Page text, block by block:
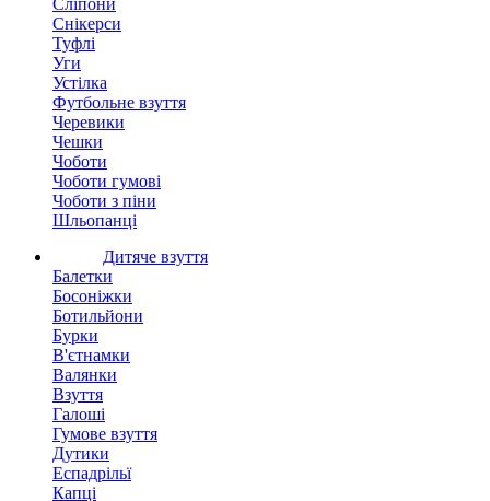
Сліпони
Снікерси
Туфлі
Уги
Устілка
Футбольне взуття
Черевики
Чешки
Чоботи
Чоботи гумові
Чоботи з піни
Шльопанці
Дитяче взуття
Балетки
Босоніжки
Ботильйони
Бурки
В'єтнамки
Валянки
Взуття
Галоші
Гумове взуття
Дутики
Еспадрільї
Капці